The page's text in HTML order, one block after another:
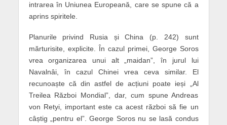
intrarea în Uniunea Europeană, care se spune că a
aprins spiritele.
Planurile privind Rusia și China (p. 242) sunt
mărturisite, explicite. În cazul primei, George Soros
vrea organizarea unui alt „maidan”, în jurul lui
Navalnâi, în cazul Chinei vrea ceva similar. El
recunoaște că din astfel de acțiuni poate ieși „Al
Treilea Război Mondial”, dar, cum spune Andreas
von Retyi, important este ca acest război să fie un
câștig „pentru el”. George Soros nu se lasă condus